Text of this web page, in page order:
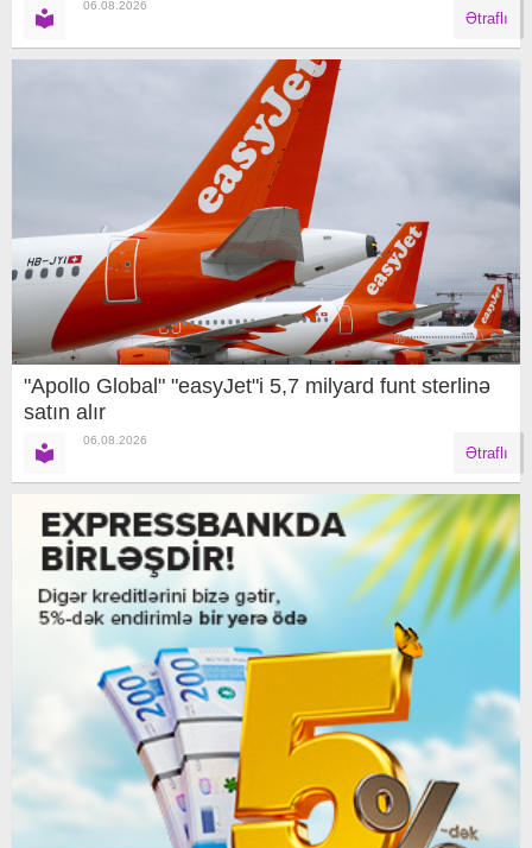
06.08.2026
Ətraflı
"Apollo Global" "easyJet"i 5,7 milyard funt sterlinə
satın alır
06.08.2026
Ətraflı